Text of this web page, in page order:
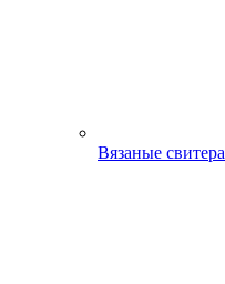
Вязаные свитера